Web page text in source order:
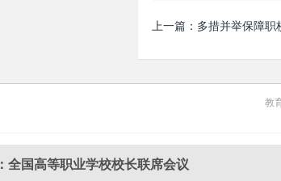
上一篇： 多措并举保障职
教
全国高等职业学校校长联席会议